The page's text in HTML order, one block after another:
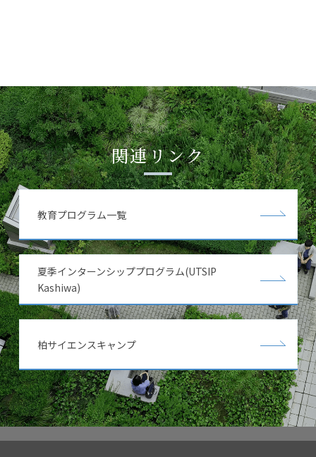
関連リンク
教育プログラム一覧
夏季インターンシッププログラム(UTSIP
Kashiwa)
柏サイエンスキャンプ